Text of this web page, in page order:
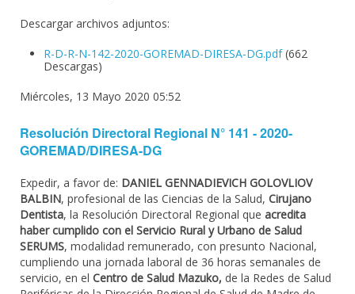
Descargar archivos adjuntos:
R-D-R-N-142-2020-GOREMAD-DIRESA-DG.pdf(662
Descargas)
Miércoles, 13 Mayo 2020 05:52
Resolución Directoral Regional N° 141 - 2020-
GOREMAD/DIRESA-DG
Expedir, a favor de: DANIEL GENNADIEVICH GOLOVLIOV
BALBIN, profesional de las Ciencias de la Salud, Cirujano
Dentista, la Resolución Directoral Regional que acredita
haber cumplido con el Servicio Rural y Urbano de Salud
SERUMS, modalidad remunerado, con presunto Nacional,
cumpliendo una jornada laboral de 36 horas semanales de
servicio, en el Centro de Salud Mazuko, de la Redes de Salud